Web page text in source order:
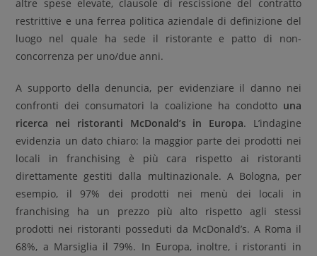
altre spese elevate, clausole di rescissione del contratto
restrittive e una ferrea politica aziendale di definizione del
luogo nel quale ha sede il ristorante e patto di non-
concorrenza per uno/due anni.
A supporto della denuncia, per evidenziare il danno nei
confronti dei consumatori la coalizione ha condotto una
ricerca nei ristoranti McDonald’s in Europa. L’indagine
evidenzia un dato chiaro: la maggior parte dei prodotti nei
locali in franchising è più cara rispetto ai ristoranti
direttamente gestiti dalla multinazionale. A Bologna, per
esempio, il 97% dei prodotti nei menù dei locali in
franchising ha un prezzo più alto rispetto agli stessi
prodotti nei ristoranti posseduti da McDonald’s. A Roma il
68%, a Marsiglia il 79%. In Europa, inoltre, i ristoranti in